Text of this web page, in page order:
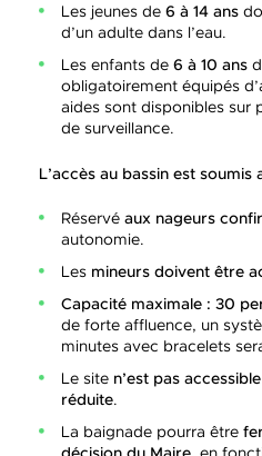
Les jeunes de 6 à 14 ans
d’un adulte dans l’eau.
Les enfants de 6 à 10 ans
obligatoirement équipés
aides sont disponibles sur
de surveillance.
L’accès au bassin est
Réservé aux nageurs
autonomie.
Les mineurs doivent être
Capacité maximale : 30
de forte affluence, un
minutes avec bracelets
Le site n’est pas
réduite.
La baignade pourra être